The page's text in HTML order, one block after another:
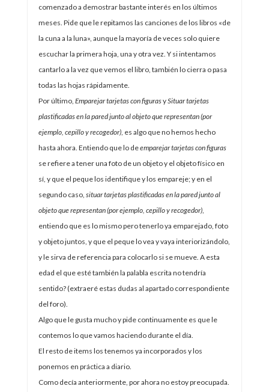
comenzado a demostrar bastante interés en los últimos
meses. Pide que le repitamos las canciones de los libros «de
la cuna a la luna», aunque la mayoría de veces solo quiere
escuchar la primera hoja, una y otra vez. Y si intentamos
cantarlo a la vez que vemos el libro, también lo cierra o pasa
todas las hojas rápidamente.
Por último, Emparejar tarjetas con figurasySituar tarjetas
plastificadas en la pared junto al objeto que representan (por
ejemplo, cepillo y recogedor), es algo que no hemos hecho
hasta ahora. Entiendo que lo deemparejar tarjetas con figuras
se refiere a tener una foto de un objeto y el objeto físico en
sí, y que el peque los identifique y los empareje; y en el
segundo caso, situar tarjetas plastificadas en la pared junto al
objeto que representan (por ejemplo, cepillo y recogedor),
entiendo que es lo mismo pero tenerlo ya emparejado, foto
y objeto juntos, y que el peque lo vea y vaya interiorizándolo,
y le sirva de referencia para colocarlo si se mueve. A esta
edad el que esté también la palabla escrita no tendría
sentido? (extraeré estas dudas al apartado correspondiente
del foro).
Algo que le gusta mucho y pide continuamente es que le
contemos lo que vamos haciendo durante el día.
El resto de items los tenemos ya incorporados y los
ponemos en práctica a diario.
Como decía anteriormente, por ahora no estoy preocupada.